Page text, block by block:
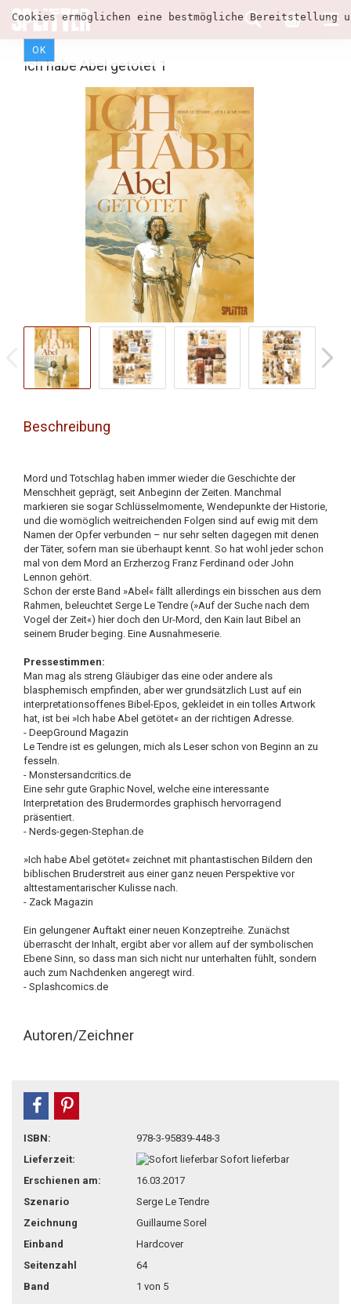
Cookies ermöglichen eine bestmögliche
OK
Ich habe Abel getötet 1
Beschreibung
Mord und Totschlag haben immer wieder die Geschichte der
Menschheit geprägt, seit Anbeginn der Zeiten. Manchmal
markieren sie sogar Schlüsselmomente, Wendepunkte der Historie,
und die womöglich weitreichenden Folgen sind auf ewig mit dem
Namen der Opfer verbunden – nur sehr selten dagegen mit denen
der Täter, sofern man sie überhaupt kennt. So hat wohl jeder schon
mal von dem Mord an Erzherzog Franz Ferdinand oder John
Lennon gehört.
Schon der erste Band »Abel« fällt allerdings ein bisschen aus dem
Rahmen, beleuchtet Serge Le Tendre (»Auf der Suche nach dem
Vogel der Zeit«) hier doch den Ur-Mord, den Kain laut Bibel an
seinem Bruder beging. Eine Ausnahmeserie.
Pressestimmen:
Man mag als streng Gläubiger das eine oder andere als
blasphemisch empfinden, aber wer grundsätzlich Lust auf ein
interpretationsoffenes Bibel-Epos, gekleidet in ein tolles Artwork
hat, ist bei »Ich habe Abel getötet« an der richtigen Adresse.
- DeepGround Magazin
Le Tendre ist es gelungen, mich als Leser schon von Beginn an zu
fesseln.
- Monstersandcritics.de
Eine sehr gute Graphic Novel, welche eine interessante
Interpretation des Brudermordes graphisch hervorragend
präsentiert.
- Nerds-gegen-Stephan.de
»Ich habe Abel getötet« zeichnet mit phantastischen Bildern den
biblischen Bruderstreit aus einer ganz neuen Perspektive vor
alttestamentarischer Kulisse nach.
- Zack Magazin
Ein gelungener Auftakt einer neuen Konzeptreihe. Zunächst
überrascht der Inhalt, ergibt aber vor allem auf der symbolischen
Ebene Sinn, so dass man sich nicht nur unterhalten fühlt, sondern
auch zum Nachdenken angeregt wird.
- Splashcomics.de
Autoren/Zeichner
teilen
ISBN:
978-3-95839-448-3
Lieferzeit:
Sofort lieferbar
Erschienen am:
16.03.2017
Szenario
Serge Le Tendre
Zeichnung
Guillaume Sorel
Einband
Hardcover
Seitenzahl
64
Band
1 von 5